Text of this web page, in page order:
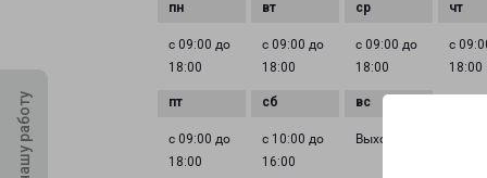
с 09:00 до
18:00
с 09:00 до
18:00
с 09:00 до
18:00
с
18:00
с 09:00 до
18:00
с 10:00 до
16:00
Выходной